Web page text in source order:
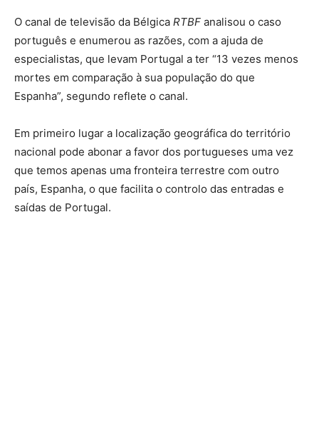
O canal de televisão da Bélgica RTBF analisou o caso
português e enumerou as razões, com a ajuda de
especialistas, que levam Portugal a ter “13 vezes menos
mortes em comparação à sua população do que
Espanha”, segundo reflete o canal.
Em primeiro lugar a localização geográfica do território
nacional pode abonar a favor dos portugueses uma vez
que temos apenas uma fronteira terrestre com outro
país, Espanha, o que facilita o controlo das entradas e
saídas de Portugal.